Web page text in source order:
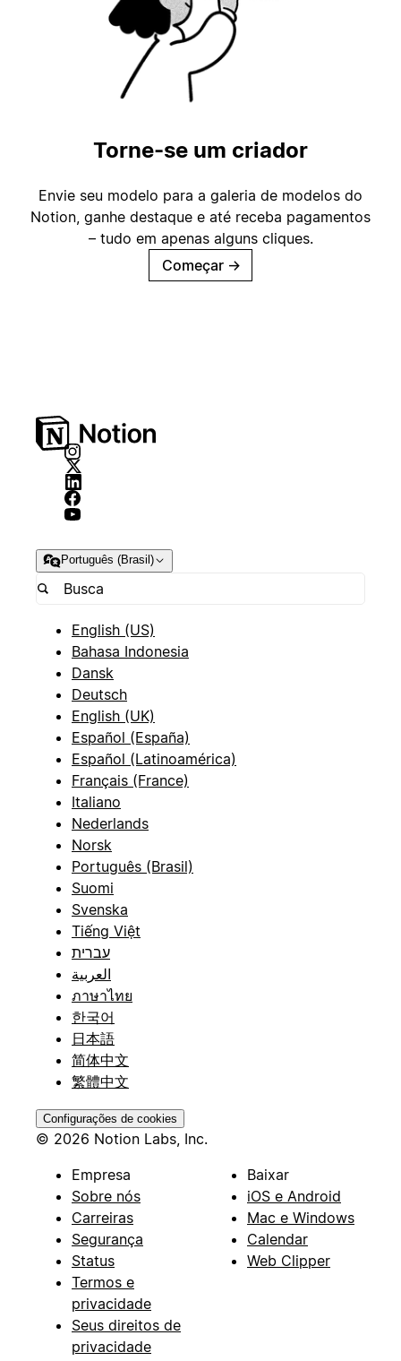
Torne-se um criador
Envie seu modelo para a galeria de modelos do
Notion, ganhe destaque e até receba pagamentos
– tudo em apenas alguns cliques.
Começar →
Português (Brasil)
English (US)
Bahasa Indonesia
Dansk
Deutsch
English (UK)
Español (España)
Español (Latinoamérica)
Français (France)
Italiano
Nederlands
Norsk
Português (Brasil)
Suomi
Svenska
Tiếng Việt
עברית
العربية
ภาษาไทย
한국어
日本語
简体中文
繁體中文
Configurações de cookies
© 2026 Notion Labs, Inc.
Empresa
Sobre nós
Carreiras
Segurança
Status
Termos e
privacidade
Seus direitos de
privacidade
Baixar
iOS e Android
Mac e Windows
Calendar
Web Clipper